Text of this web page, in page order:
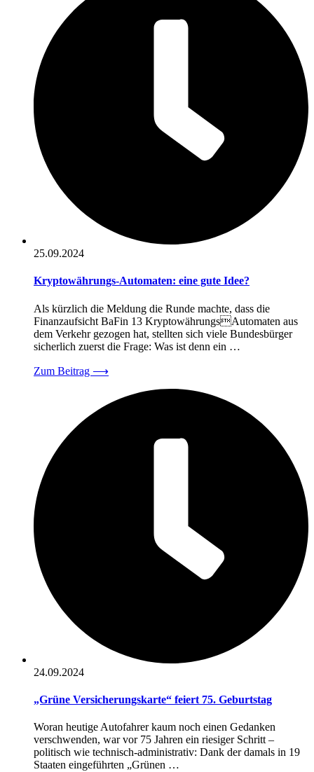
25.09.2024
Kryptowährungs-Automaten: eine gute Idee?
Als kürzlich die Meldung die Runde machte, dass die
Finanzaufsicht BaFin 13 KryptowährungsAutomaten aus
dem Verkehr gezogen hat, stellten sich viele Bundesbürger
sicherlich zuerst die Frage: Was ist denn ein …
Zum Beitrag ⟶
24.09.2024
„Grüne Versicherungskarte“ feiert 75. Geburtstag
Woran heutige Autofahrer kaum noch einen Gedanken
verschwenden, war vor 75 Jahren ein riesiger Schritt –
politisch wie technisch-administrativ: Dank der damals in 19
Staaten eingeführten „Grünen …